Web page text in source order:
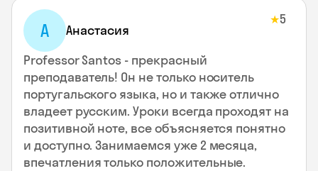
А Анастасия
★5
Professor Santos - прекрасный
преподаватель! Он не только носитель
португальского языка, но и также отлично
владеет русским. Уроки всегда проходят на
позитивной ноте, все объясняется понятно
и доступно. Занимаемся уже 2 месяца,
впечатления только положительные.